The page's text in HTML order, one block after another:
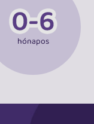
hónapos